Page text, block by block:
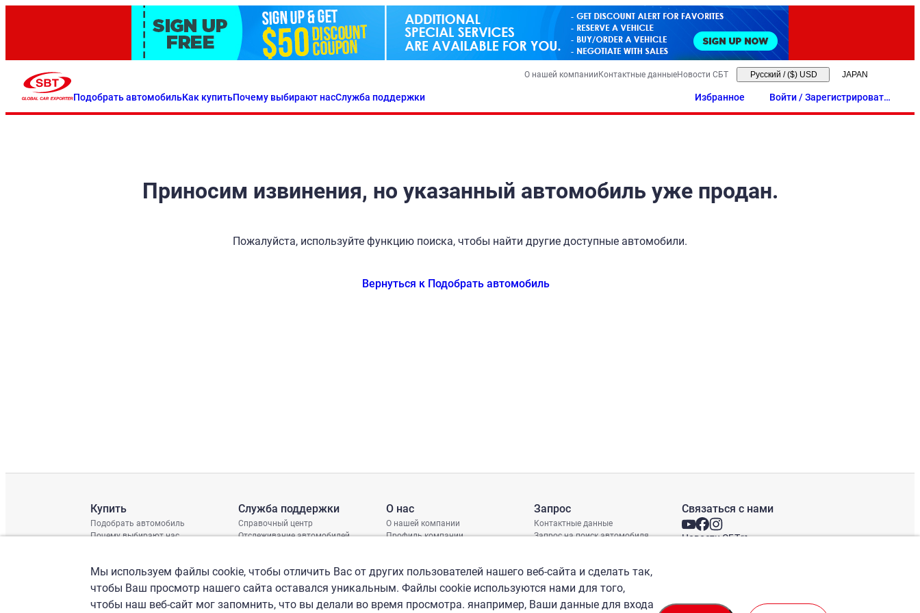
Подобрать автомобильКак купитьПочему выбирают насСлужба поддержки
О нашей компанииКонтактные данныеНовости СБТ Русский / ($) USD
Избранное
Войти / Зарегистрировать
ся
Приносим извинения, но указанный автомобиль уже продан.
Пожалуйста, используйте функцию поиска, чтобы найти другие доступные автомобили.
Вернуться к Подобрать автомобиль
Купить
Подобрать автомобиль
Почему выбирают нас
Служба поддержки
Справочный центр
Отслеживание автомобилей
График доставки
Проверка шасси
О нас
О нашей компании
Профиль компании
Запрос
Контактные данные
Запрос на поиск автомобиля
Связаться с нами
Новости СБТ
Мы используем файлы cookie, чтобы отличить Вас от других пользователей нашего веб-сайта и сделать так,
чтобы Ваш просмотр нашего сайта оставался уникальным. Файлы cookie используются нами для того,
чтобы наш веб-сайт мог запомнить, что вы делали во время просмотра. янапример, Ваши данные для входа